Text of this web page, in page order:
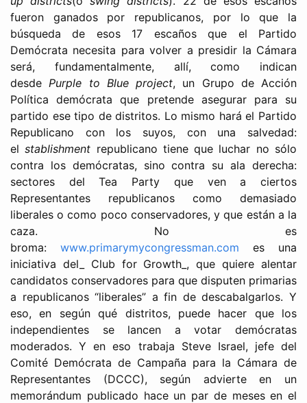
fueron ganados por republicanos, por lo que la
búsqueda de esos 17 escaños que el Partido
Demócrata necesita para volver a presidir la Cámara
será, fundamentalmente, allí, como indican
desde Purple to Blue project, un Grupo de Acción
Política demócrata que pretende asegurar para su
partido ese tipo de distritos. Lo mismo hará el Partido
Republicano con los suyos, con una salvedad:
elstablishment republicano tiene que luchar no sólo
contra los demócratas, sino contra su ala derecha:
sectores del Tea Party que ven a ciertos
Representantes republicanos como demasiado
liberales o como poco conservadores, y que están a la
caza. No es
broma: www.primarymycongressman.com es una
iniciativa del_ Club for Growth_, que quiere alentar
candidatos conservadores para que disputen primarias
a republicanos “liberales” a fin de descabalgarlos. Y
eso, en según qué distritos, puede hacer que los
independientes se lancen a votar demócratas
moderados. Y en eso trabaja Steve Israel, jefe del
Comité Demócrata de Campaña para la Cámara de
Representantes (DCCC), según advierte en un
memorándum publicado hace un par de meses en el